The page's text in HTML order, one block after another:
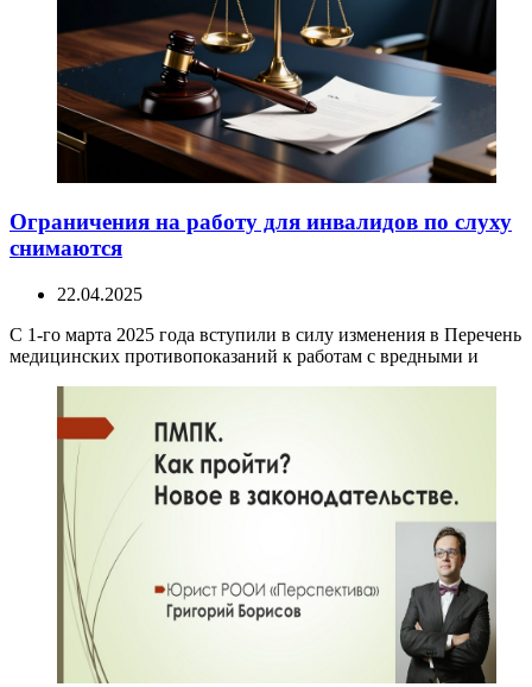
Ограничения на работу для инвалидов по слуху
снимаются
22.04.2025
С 1-го марта 2025 года вступили в силу изменения в Перечень
медицинских противопоказаний к работам с вредными и